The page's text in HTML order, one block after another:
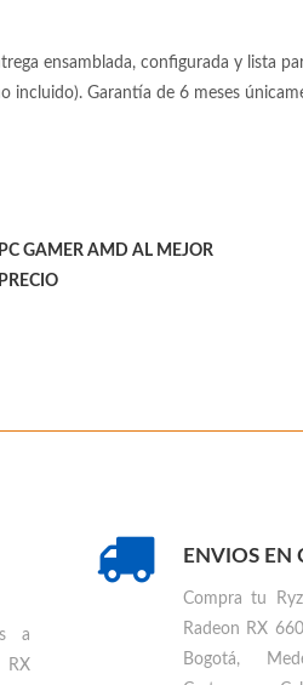
ensamblada, configurada y lista
incluido). Garantía de 6 meses
PC GAMER AMD AL MEJOR
PRECIO
a
RX
ENVIOS EN
Compra tu
Radeon RX
Bogotá,